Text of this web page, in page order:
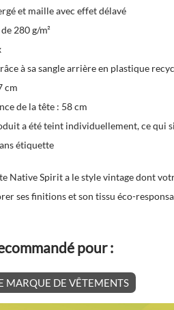
et maille avec effet délavé
280 g/m²
à sa sangle arrière en plastique
cm
de la tête : 58 cm
a été teint individuellement, ce qui
étiquette
Native Spirit a le style vintage dont
ses finitions et son tissu éco-
pour :
MARQUE DE VÊTEMENTS